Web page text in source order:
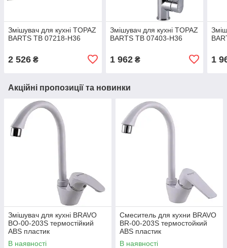
Змішувач для кухні TOPAZ
BARTS TB 07218-H36
2 526 ₴
Змішувач для кухні TOPAZ
BARTS TB 07403-H36
1 962₴ 1
Акційні пропозиції та новинки
Змішувач для кухні BRAVO
BO-00-203S термостійкий
ABS пластик
В наявності
Смеситель для кухни BRAVO
BR-00-203S термостойкий
ABS пластик
В наявності